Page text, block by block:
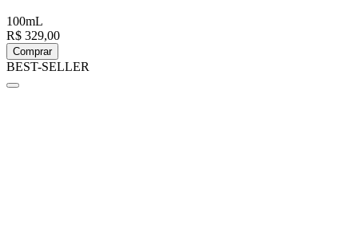
100mL
R$ 329,00
Comprar
BEST-SELLER